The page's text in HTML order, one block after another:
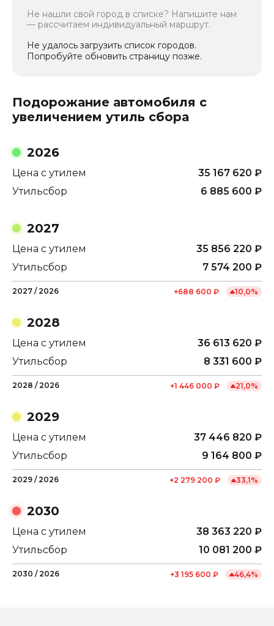
Не нашли свой город в списке? Напишите нам
— рассчитаем индивидуальный маршрут.
Не удалось загрузить список городов.
Попробуйте обновить страницу позже.
Подорожание автомобиля с
увеличением утиль сбора
2026
Цена с утилем 35 167 620 ₽
Утильсбор
6 885 600 ₽
2027
Цена с утилем 35 856 220 ₽
Утильсбор
7 574 200 ₽
2027 / 2026 +688 600 ₽ 10,0%
2028
Цена с утилем 36 613 620 ₽
Утильсбор
8 331 600 ₽
2028 / 2026 +1 446 000 ₽ 21,0%
2029
Цена с утилем 37 446 820 ₽
Утильсбор
9 164 800 ₽
2029 / 2026 +2 279 200 ₽ 33,1%
2030
Цена с утилем 38 363 220 ₽
Утильсбор
10 081 200 ₽
2030 / 2026 +3 195 600 ₽ 46,4%